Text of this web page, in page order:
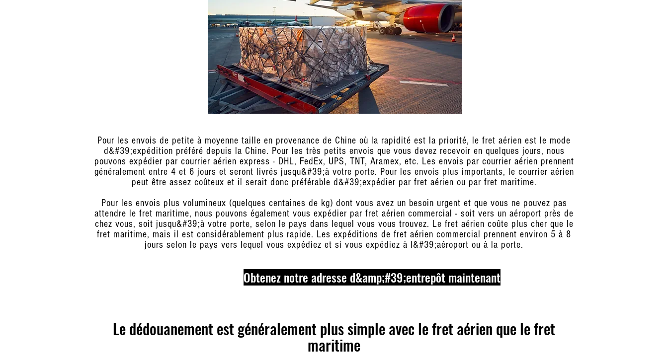
Pour les envois de petite à moyenne taille en provenance de Chine où la rapidité est la priorité, le fret aérien est le mode
d&#39;expédition préféré depuis la Chine. Pour les très petits envois que vous devez recevoir en quelques jours, nous
pouvons expédier par courrier aérien express - DHL, FedEx, UPS, TNT, Aramex, etc. Les envois par courrier aérien prennent
généralement entre 4 et 6 jours et seront livrés jusqu&#39;à votre porte. Pour les envois plus importants, le courrier aérien
peut être assez coûteux et il serait donc préférable d&#39;expédier par fret aérien ou par fret maritime.
Pour les envois plus volumineux (quelques centaines de kg) dont vous avez un besoin urgent et que vous ne pouvez pas
attendre le fret maritime, nous pouvons également vous expédier par fret aérien commercial - soit vers un aéroport près de
chez vous, soit jusqu&#39;à votre porte, selon le pays dans lequel vous vous trouvez. Le fret aérien coûte plus cher que le
fret maritime, mais il est considérablement plus rapide. Les expéditions de fret aérien commercial prennent environ 5 à 8
jours selon le pays vers lequel vous expédiez et si vous expédiez à l&#39;aéroport ou à la porte.
Obtenez notre adresse d&amp;#39;entrepôt maintenant
Le dédouanement est généralement plus simple avec le fret aérien que le fret
maritime